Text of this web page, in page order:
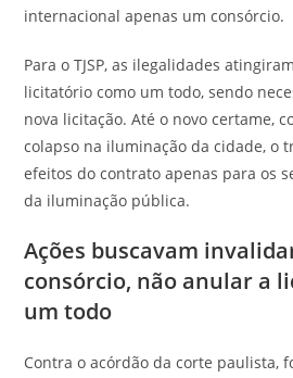
internacional apenas um consórcio.
Para o TJSP, as ilegalidades
licitatório como um todo, sendo
nova licitação. Até o novo certame,
colapso na iluminação da cidade, o
efeitos do contrato apenas para os
da iluminação pública.
Ações buscavam
consórcio, não anular a
um todo
Contra o acórdão da corte paulista,